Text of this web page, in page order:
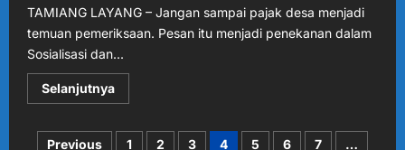
TAMIANG LAYANG – Jangan sampai pajak desa menjadi
temuan pemeriksaan. Pesan itu menjadi penekanan dalam
Sosialisasi dan...
SelanjutnyaRead
more
Sampai
Paginasi
Previous 1 2 3 4 5 6 7
…